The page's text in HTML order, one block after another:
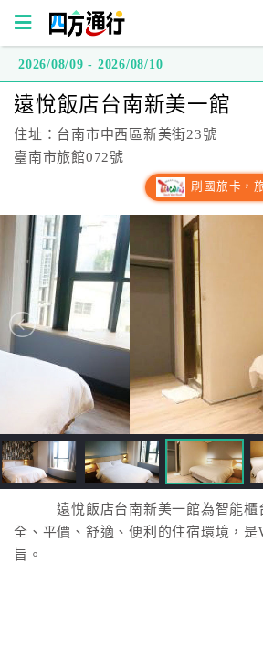
方
通
行
台
灣
訂
房
跟
飯
店
房
HOT
2026/08/09 - 2026/08/10
遠悅飯店台南新美一館
住址：台南市中西區新美街23號
臺南市旅館072號｜
刷國旅卡，
遠悅飯店台南新美一館為智能櫃
全、平價、舒適、便利的住宿環境，
旨。